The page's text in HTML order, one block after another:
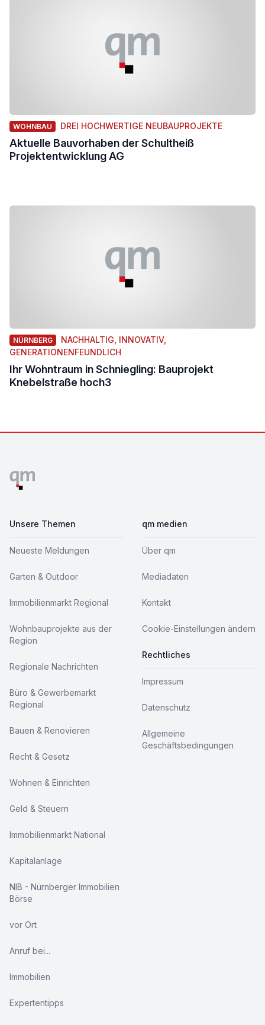
WOHNBAU DREI HOCHWERTIGE NEUBAUPROJEKTE
Aktuelle Bauvorhaben der Schultheiß
Projektentwicklung AG
NÜRNBERG
NACHHALTIG, INNOVATIV,
GENERATIONENFEUNDLICH
Ihr Wohntraum in Schniegling: Bauprojekt
Knebelstraße hoch3
Unsere Themen
Neueste Meldungen
Garten & Outdoor
Immobilienmarkt Regional
Wohnbauprojekte aus der
Region
Regionale Nachrichten
Büro & Gewerbemarkt
Regional
Bauen & Renovieren
Recht & Gesetz
Wohnen & Einrichten
Geld & Steuern
Immobilienmarkt National
Kapitalanlage
NIB - Nürnberger Immobilien
Börse
vor Ort
Anruf bei...
Immobilien
Expertentipps
qm medien
Über qm
Mediadaten
Kontakt
Cookie-Einstellungen ändern
Rechtliches
Impressum
Datenschutz
Allgemeine
Geschäftsbedingungen